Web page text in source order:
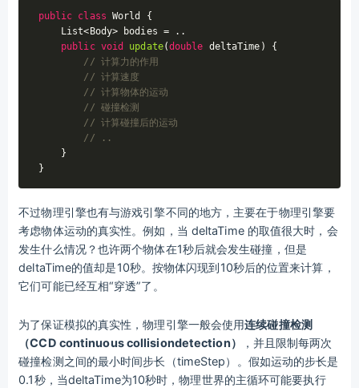
public class World
{
public void update(double deltaTime)
{
// 计算力的作用
// 计算速度
// 计算物体的运动
// 碰撞检测
// 计算碰撞后的运动
// ..
不过物理引擎也有与游戏引擎不同的地方，主要在于物理引擎要
考虑物体运动的真实性。例如，当 deltaTime 的取值很大时，会
发生什么情况？也许两个物体在1秒后就会发生碰撞，但是
deltaTime的值却是10秒。按物体闪现到10秒后的位置来计算，
它们可能已经互相“穿透”了。
为了保证模拟的真实性，物理引擎一般会使用连续碰撞检测
（CCD continuous collisiondetection）
，并且限制每两次
碰撞检测之间的最小时间步长（timeStep）。假如运动的步长是
0.1秒，当deltaTime为10秒时，物理世界的主循环可能要执行